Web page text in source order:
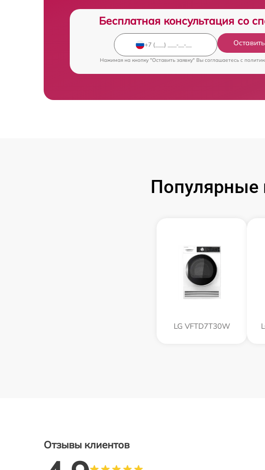
Бесплатная консультация со
Нажимая на кнопку "Оставить заявку" Вы соглашаетесь c
LG VFTD7T30W
Отзывы клиентов